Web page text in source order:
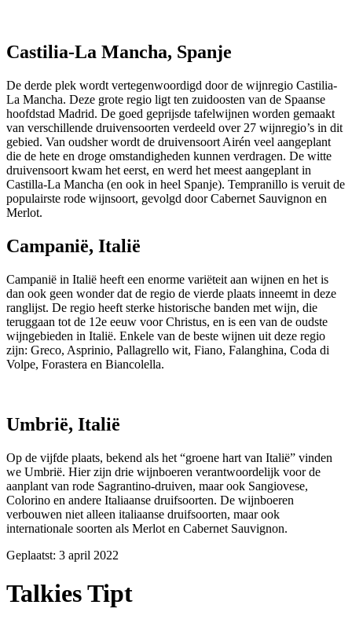
Castilia-La Mancha, Spanje
De derde plek wordt vertegenwoordigd door de wijnregio Castilia-
La Mancha. Deze grote regio ligt ten zuidoosten van de Spaanse
hoofdstad Madrid. De goed geprijsde tafelwijnen worden gemaakt
van verschillende druivensoorten verdeeld over 27 wijnregio’s in dit
gebied. Van oudsher wordt de druivensoort Airén veel aangeplant
die de hete en droge omstandigheden kunnen verdragen. De witte
druivensoort kwam het eerst, en werd het meest aangeplant in
Castilla-La Mancha (en ook in heel Spanje). Tempranillo is veruit de
populairste rode wijnsoort, gevolgd door Cabernet Sauvignon en
Merlot.
Campanië, Italië
Campanië in Italië heeft een enorme variëteit aan wijnen en het is
dan ook geen wonder dat de regio de vierde plaats inneemt in deze
ranglijst. De regio heeft sterke historische banden met wijn, die
teruggaan tot de 12e eeuw voor Christus, en is een van de oudste
wijngebieden in Italië. Enkele van de beste wijnen uit deze regio
zijn: Greco, Asprinio, Pallagrello wit, Fiano, Falanghina, Coda di
Volpe, Forastera en Biancolella.
Umbrië, Italië
Op de vijfde plaats, bekend als het “groene hart van Italië” vinden
we Umbrië. Hier zijn drie wijnboeren verantwoordelijk voor de
aanplant van rode Sagrantino-druiven, maar ook Sangiovese,
Colorino en andere Italiaanse druifsoorten. De wijnboeren
verbouwen niet alleen italiaanse druifsoorten, maar ook
internationale soorten als Merlot en Cabernet Sauvignon.
Geplaatst: 3 april 2022
Talkies Tipt